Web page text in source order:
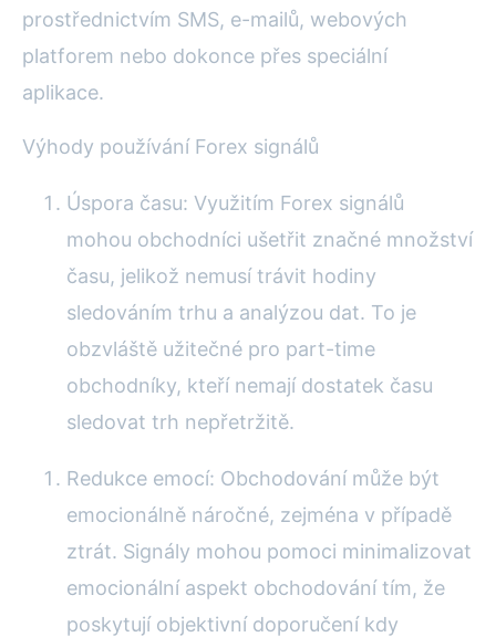
prostřednictvím SMS, e-mailů, webových
platforem nebo dokonce přes speciální
aplikace.
Výhody používání Forex signálů
Úspora času: Využitím Forex signálů
mohou obchodníci ušetřit značné množství
času, jelikož nemusí trávit hodiny
sledováním trhu a analýzou dat. To je
obzvláště užitečné pro part-time
obchodníky, kteří nemají dostatek času
sledovat trh nepřetržitě.
Redukce emocí: Obchodování může být
emocionálně náročné, zejména v případě
ztrát. Signály mohou pomoci minimalizovat
emocionální aspekt obchodování tím, že
poskytují objektivní doporučení kdy